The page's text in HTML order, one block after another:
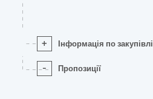
+ Інформація по закупівлі
- Пропозиції